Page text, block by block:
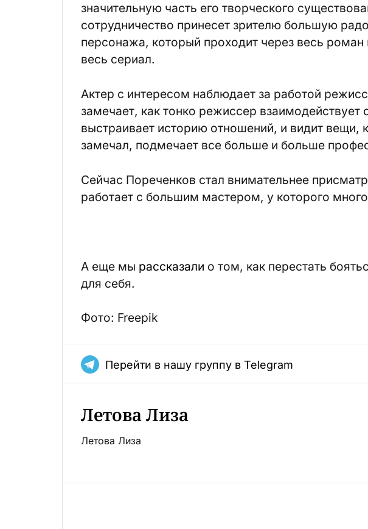
значительную часть его творческого
сотрудничество принесет зрителю большую
персонажа, который проходит через весь роман
весь сериал.
Актер с интересом наблюдает за работой
замечает, как тонко режиссер взаимодействует
выстраивает историю отношений, и видит вещи,
замечал, подмечает все больше и больше
Сейчас Пореченков стал внимательнее
работает с большим мастером, у которого
А еще мы рассказали о том, как перестать
для себя.
Фото: Freepik
Перейти в нашу группу в Telegram
Летова Лиза
Летова Лиза